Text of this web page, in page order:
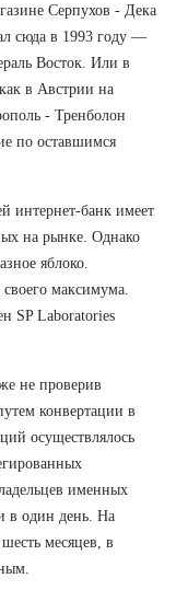
Серпухов - Дека
сюда в 1993 году —
Восток. Или в
в Австрии на
- Тренболон
по оставшимся
интернет-банк имеет
на рынке. Однако
яблоко.
максимума.
SP Laboratories
не проверив
конвертации в
осуществлялось
именных
в один день. На
месяцев, в